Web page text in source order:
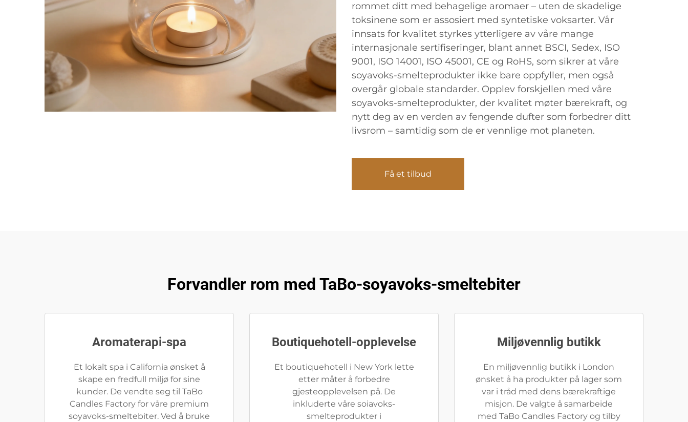
rommet ditt med behagelige aromaer – uten de skadelige
toksinene som er assosiert med syntetiske voksarter. Vår
innsats for kvalitet styrkes ytterligere av våre mange
internasjonale sertifiseringer, blant annet BSCI, Sedex, ISO
9001, ISO 14001, ISO 45001, CE og RoHS, som sikrer at våre
soyavoks-smelteprodukter ikke bare oppfyller, men også
overgår globale standarder. Opplev forskjellen med våre
soyavoks-smelteprodukter, der kvalitet møter bærekraft, og
nytt deg av en verden av fengende dufter som forbedrer ditt
livsrom – samtidig som de er vennlige mot planeten.
Få et tilbud
Forvandler rom med TaBo-soyavoks-smeltebiter
Aromaterapi-spa
Et lokalt spa i California ønsket å
skape en fredfull miljø for sine
kunder. De vendte seg til TaBo
Candles Factory for våre premium
soyavoks-smeltebiter. Ved å bruke
Boutiquehotell-opplevelse
Et boutiquehotell i New York lette
etter måter å forbedre
gjesteopplevelsen på. De
inkluderte våre soiavoks-
smelteprodukter i
Miljøvennlig butikk
En miljøvennlig butikk i London
ønsket å ha produkter på lager som
var i tråd med dens bærekraftige
misjon. De valgte å samarbeide
med TaBo Candles Factory og tilby